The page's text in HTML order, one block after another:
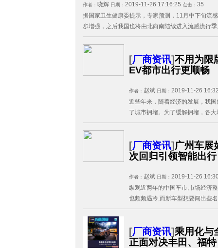
作者： 晓辉 日期： 2019-11-26 17:16:25 点击： 35
据国家卫生健康委提示，专家预测，11月中下旬流
步增强，之后我国也将由北向南陆续进入流感流行
[厂商资讯]不用为限
EV都市出行更顺畅
作者： 赵斌 日期： 2019-11-26
近些年来，随着经济的发展，我
了城市拥堵。为了缓解拥堵，各
[厂商资讯]广州车展
次回归引领智能出行
作者： 赵斌 日期： 2019-11-26
纵观近两年的中国车市,市场经济
也频频遇冷,而新车型想要闯出些
[厂商资讯]乘用化与
正面对决丰田、福特